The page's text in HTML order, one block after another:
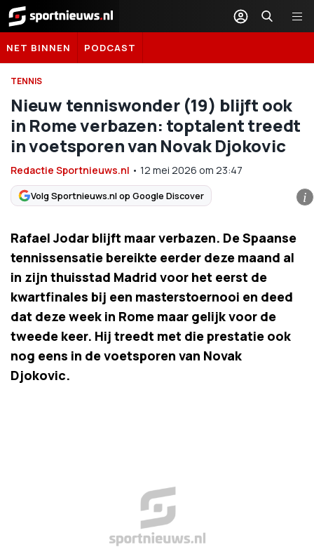
Sportnieuws.nl
NET BINNEN PODCAST
TENNIS
Nieuw tenniswonder (19) blijft ook
in Rome verbazen: toptalent treedt
in voetsporen van Novak Djokovic
Redactie Sportnieuws.nl • 12 mei 2026 om 23:47
Volg Sportnieuws.nl op Google Discover i
Rafael Jodar blijft maar verbazen. De Spaanse
tennissensatie bereikte eerder deze maand al
in zijn thuisstad Madrid voor het eerst de
kwartfinales bij een masterstoernooi en deed
dat deze week in Rome maar gelijk voor de
tweede keer. Hij treedt met die prestatie ook
nog eens in de voetsporen van Novak
Djokovic.